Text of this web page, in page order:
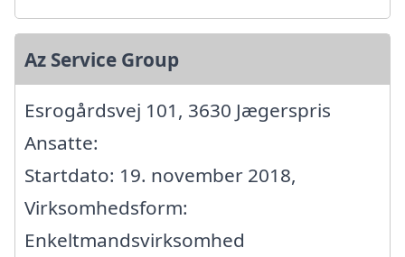
Az Service Group
Esrogårdsvej 101, 3630 Jægerspris
Ansatte:
Startdato: 19. november 2018,
Virksomhedsform:
Enkeltmandsvirksomhed